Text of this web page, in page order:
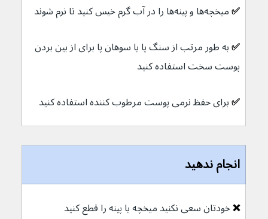
✅ میخچه‌ها و پینه‌ها را در آب گرم خیس کنید تا نرم شوند
✅ به طور مرتب از سنگ پا یا سوهان پا برای از بین بردن
پوست سخت استفاده کنید
✅ برای حفظ نرمی پوست مرطوب کننده استفاده کنید
انجام ندهید
❌ خودتان سعی نکنید میخچه یا پینه را قطع کنید